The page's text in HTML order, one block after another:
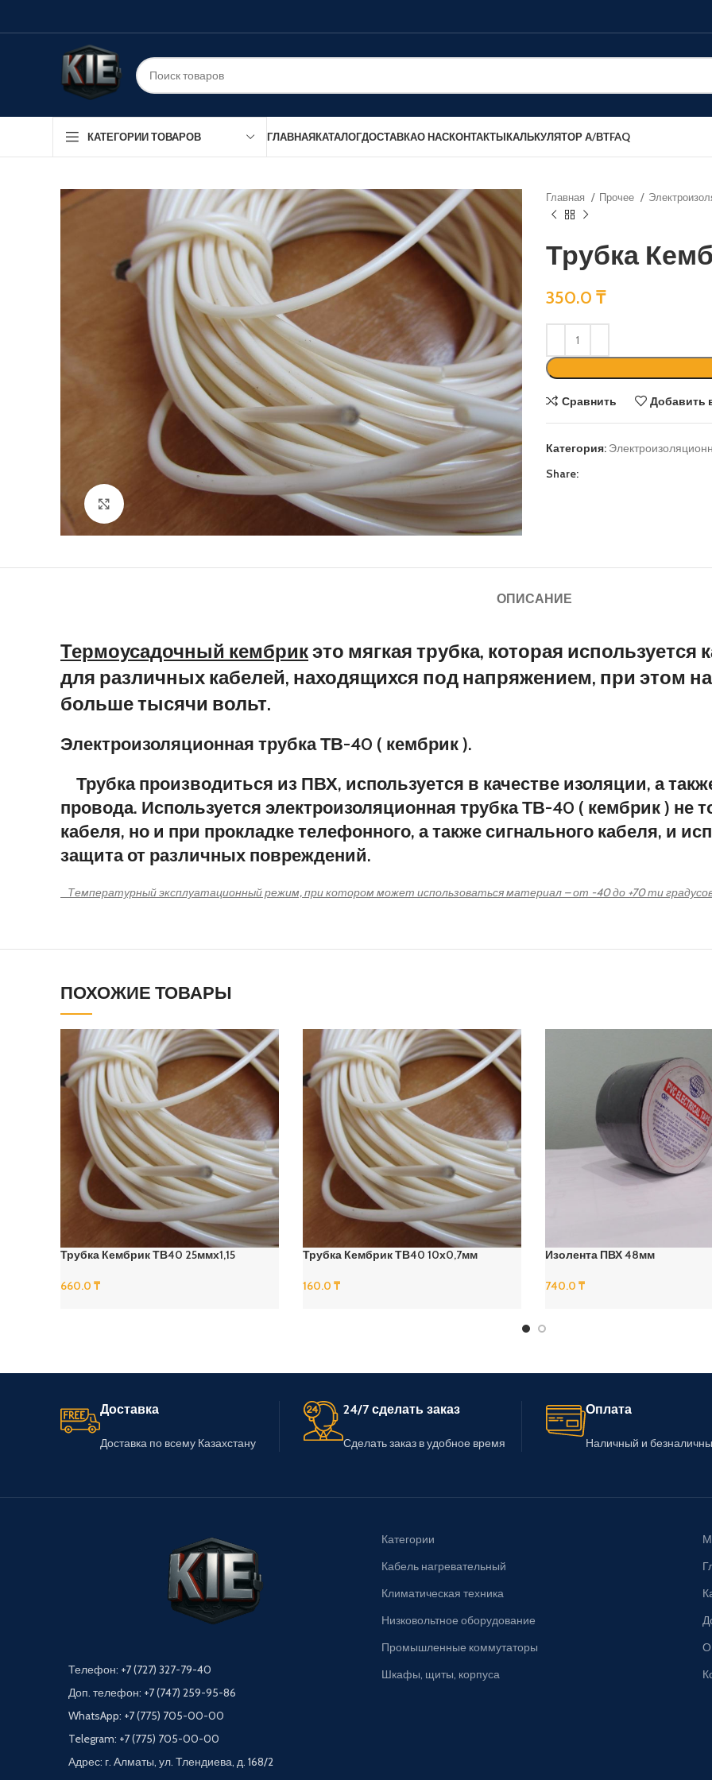
КАТЕГОРИИ ТОВАРОВ ГЛАВНАЯКАТАЛОГДОСТАВКАО НАСКОНТАКТЫКАЛЬКУЛЯТОР А/ВТFAQ
Главная Прочее
Трубка
350.0 ₸
Сравнить Добавить
Категория:
Share:
ОПИСАНИЕ
Термоусадочный кембрикэто мягкая трубка, которая
для различных кабелей, находящихся под напряжением, при этом
больше тысячи вольт.
Электроизоляционная трубка ТВ-40 ( кембрик ).
Трубка производиться из ПВХ, используется в качестве изоляции, а
провода. Используется электроизоляционная трубка ТВ-40 ( кембрик ) не
кабеля, но и при прокладке телефонного, а также сигнального кабеля, и
защита от различных повреждений.
Температурный эксплуатационный режим, при котором может использоваться материал – от -40 до +70 ти
ПОХОЖИЕ ТОВАРЫ
Трубка Кембрик ТВ40 25ммх1,15
660.0 ₸
Трубка Кембрик ТВ40 10х0,7мм
160.0₸
Изолента ПВХ 48мм
740.0₸
Доставка
Доставка по всему Казахстану
24/7 сделать заказ
Сделать заказ в удобное время
Оплата
Наличный и
Телефон: +7 (727) 327-79-40
Доп. телефон: +7 (747) 259-95-86
WhatsApp: +7 (775) 705-00-00
Telegram: +7 (775) 705-00-00
Адрес: г. Алматы, ул. Тлендиева, д. 168/2
Категории
Кабель нагревательный
Климатическая техника
Низковольтное оборудование
Промышленные коммутаторы
Шкафы, щиты, корпуса
О